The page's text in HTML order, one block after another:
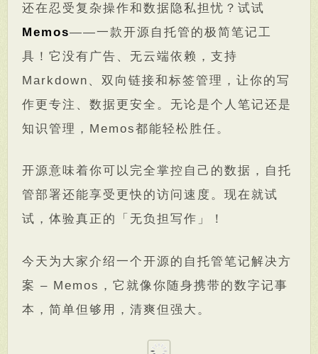
还在忍受复杂操作和数据隐私担忧？试试
Memos——一款开源自托管的极简笔记工
具！它没有广告、无云端依赖，支持
Markdown、双向链接和标签管理，让你的写
作更专注、数据更安全。无论是个人笔记还是
知识管理，Memos都能轻松胜任。
开源意味着你可以完全掌控自己的数据，自托
管部署还能享受更快的访问速度。现在就试
试，体验真正的「无负担写作」！
今天为大家介绍一个开源的自托管笔记解决方
案 – Memos，它就像你随身携带的数字记事
本，简单但够用，清爽但强大。